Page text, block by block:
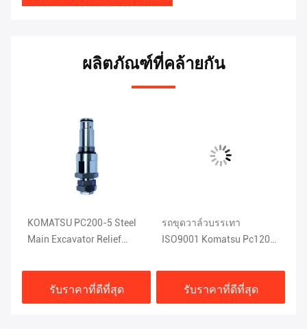
ผลิตภัณฑ์ที่คล้ายกัน
KOMATSU PC200-5 Steel
Main Excavator Relief
รับราคาที่ดีที่สุด
รถขุดวาล์วบรรเทา
ISO9001 Komatsu Pc120
รับราคาที่ดีที่สุด